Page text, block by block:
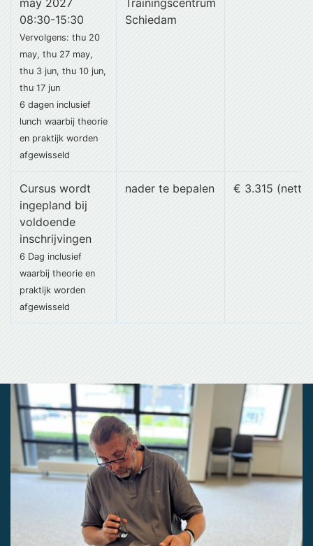
08:30-15:30
Vervolgens: thu 20
may, thu 27 may,
thu 3 jun, thu 10 jun,
thu 17 jun
6 dagen inclusief
lunch waarbij theorie
en praktijk worden
afgewisseld
Schiedam
Cursus wordt
ingepland bij
voldoende
inschrijvingen
6 Dag inclusief
waarbij theorie en
praktijk worden
afgewisseld
nader te bepalen € 3.315 (netto)